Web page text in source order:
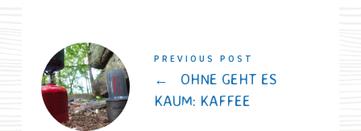
PREVIOUS POST
←
OHNE GEHT ES
KAUM: KAFFEE